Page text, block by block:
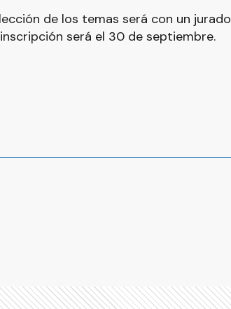
de los temas será con un jurado
será el 30 de septiembre.